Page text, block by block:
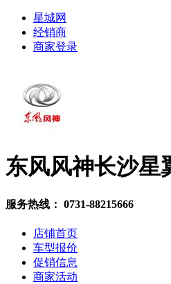
星城网
经销商
商家登录
东风风神长沙星
服务热线： 0731-88215666
店铺首页
车型报价
促销信息
商家活动